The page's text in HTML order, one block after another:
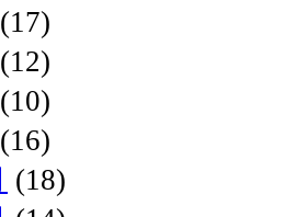
(17)
(12)
(10)
(16)
(18)